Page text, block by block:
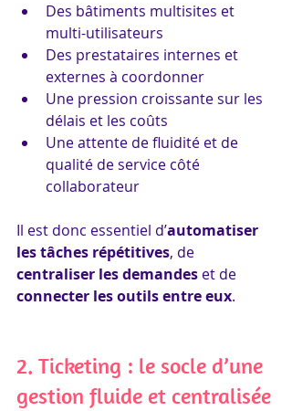
Des bâtiments multisites et
multi-utilisateurs
Des prestataires internes et
externes à coordonner
Une pression croissante sur les
délais et les coûts
Une attente de fluidité et de
qualité de service côté
collaborateur
Il est donc essentiel d’automatiser
les tâches répétitives, de
centraliser les demandes et de
connecter les outils entre eux.
2. Ticketing : le socle d’une
gestion fluide et centralisée